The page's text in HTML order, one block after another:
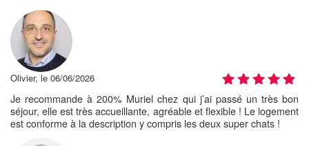
Olivier, le 06/06/2026
Je recommande à 200% Muriel chez qui j’ai passé un très bon
séjour, elle est très accueillante, agréable et flexible ! Le logement
est conforme à la description y compris les deux super chats !